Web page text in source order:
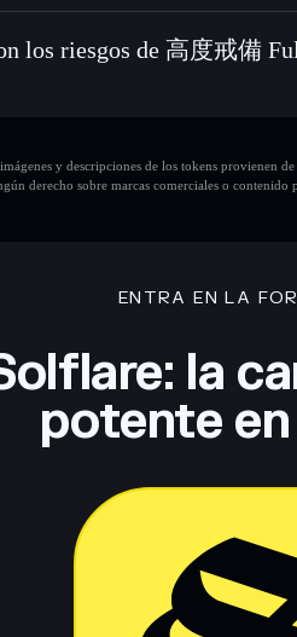
Alert no está verificado
los riesgos de 高度戒備
desbloqueada
高度戒備
高度戒備 Full Alert
responsabilidad: Esta información
siempre por tu cuenta. Datos
y descripciones de los tokens provienen
derecho sobre marcas comerciales o contenido
ENTRA EN LA
la
potente